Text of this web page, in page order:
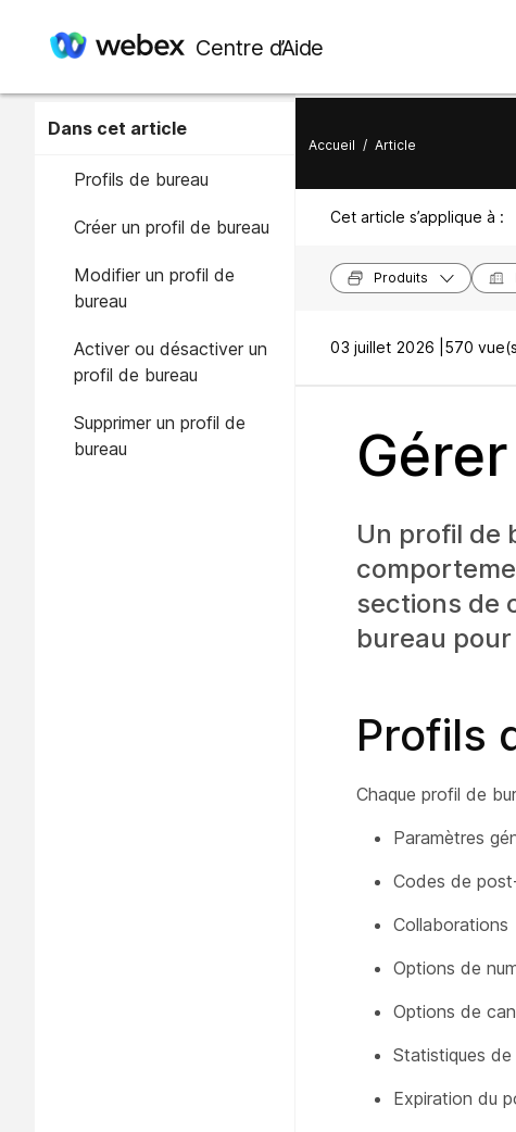
Centre d’Aide
Dans cet article
Profils de bureau
Créer un profil de bureau
Modifier un profil de
bureau
Activer ou désactiver un
profil de bureau
Supprimer un profil de
bureau
Accueil / Article
Cet article s’applique à :
Produits
03 juillet 2026 | 570
Un profil de
sections de
bureau
Profils
Chaque profil de
Paramètres
Codes de
Collaborations
Options de
Options de
Statistiques de
Expiration du